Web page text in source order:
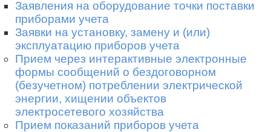
Заявления на оборудование точки поставки
приборами учета
Заявки на установку, замену и (или)
эксплуатацию приборов учета
Прием через интерактивные электронные
формы сообщений о бездоговорном
(безучетном) потреблении электрической
энергии, хищении объектов
электросетевого хозяйства
Прием показаний приборов учета